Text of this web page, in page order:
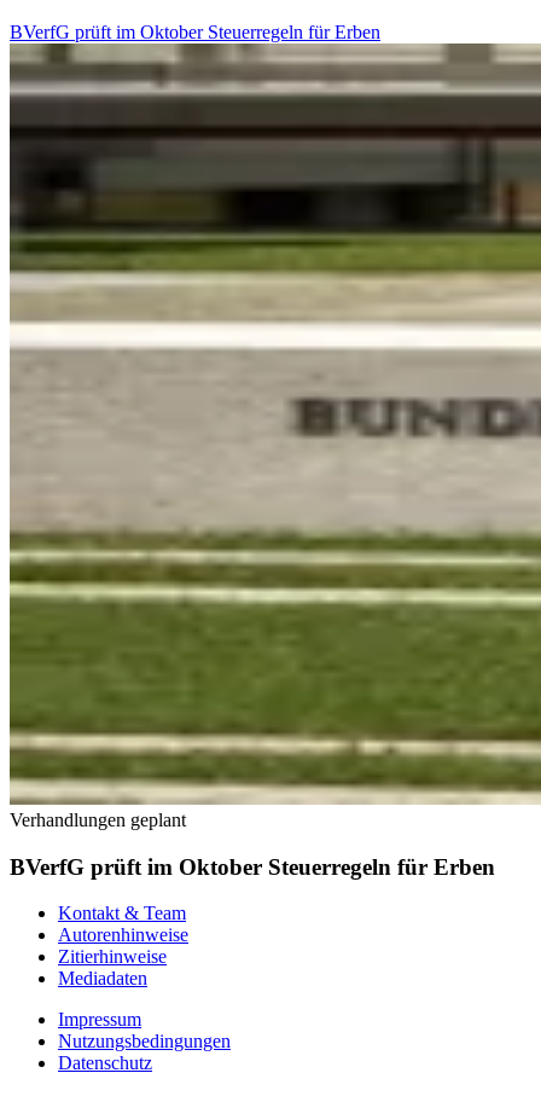
BVerfG prüft im Oktober Steuerregeln für Erben
Verhandlungen geplant
BVerfG prüft im Oktober Steuerregeln für Erben
Kontakt & Team
Autorenhinweise
Zitierhinweise
Mediadaten
Impressum
Nutzungsbedingungen
Datenschutz